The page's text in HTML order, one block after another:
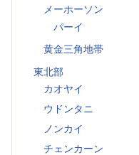
メーホーソン
パーイ
黄金三角地帯
東北部
カオヤイ
ウドンタニ
ノンカイ
チェンカーン